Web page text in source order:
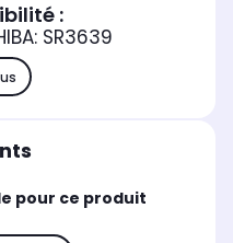
:
SR3639
pour ce produit